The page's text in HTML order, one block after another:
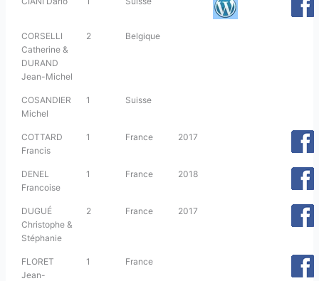
CORSELLI
Catherine &
DURAND
Jean-Michel
2 Belgique
COSANDIER
Michel
1 Suisse
COTTARD
Francis
1 France 2017
DENEL
Francoise
1 France 2018
DUGUÉ
Christophe &
Stéphanie
2 France 2017
FLORET
Jean-
1 France